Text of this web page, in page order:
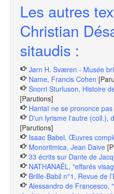
Les autres
Christian
sitaudis :
Jørn H. Sværen - Musée
Name, Francis Cohen
Snorri Sturluson, Histoire
[Parutions]
Hantaï ne se prononce
D'un lyrisme l'autre (coll.),
[Parutions]
Isaac Babel, Œuvres
Monoritmica, Jean Daive
33 écrits sur Dante de
NATHANAËL, "effarés
Brille-Babil n°1, Revue de
Alessandro de Francesco,